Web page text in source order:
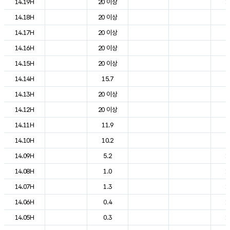
14.19H
20 이상
14.18H
20 이상
14.17H
20 이상
14.16H
20 이상
14.15H
20 이상
14.14H
15.7
14.13H
20 이상
14.12H
20 이상
14.11H
11.9
14.10H
10.2
14.09H
5.2
14.08H
1.0
14.07H
1.3
14.06H
0.4
14.05H
0.3